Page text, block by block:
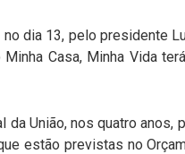
dia 13, pelo presidente
Casa, Minha Vida
da União, nos quatro
estão previstas no